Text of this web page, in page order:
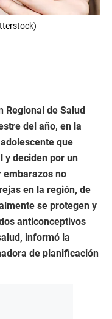
Regional de Salud
del año, en la
que
y deciden por un
embarazos no
en la región, de
se protegen y
anticonceptivos
informó la
de planificación